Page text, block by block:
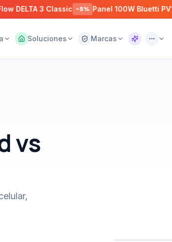
3 Classic − 5% Panel 100W Bluetti PV100 −5%
Soluciones Marcas Asistente
vs